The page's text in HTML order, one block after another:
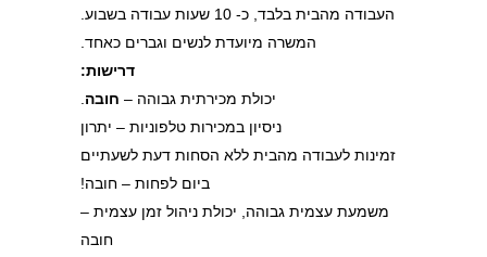
העבודה מהבית בלבד, כ- 10 שעות עבודה בשבוע.
המשרה מיועדת לנשים וגברים כאחד.
דרישות:
יכולת מכירתית גבוהה – חובה
ניסיון במכירות טלפוניות – יתרון
זמינות לעבודה מהבית ללא הסחות דעת לשעתיים
ביום לפחות – חובה!
משמעת עצמית גבוהה, יכולת ניהול זמן עצמית –
חובה